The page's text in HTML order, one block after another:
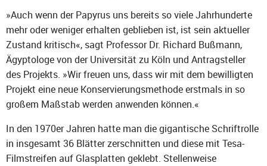
»Auch wenn der Papyrus uns bereits so viele Jahrhunderte
mehr oder weniger erhalten geblieben ist, ist sein aktueller
Zustand kritisch«, sagt Professor Dr. Richard Bußmann,
Ägyptologe von der Universität zu Köln und Antragsteller
des Projekts. »Wir freuen uns, dass wir mit dem bewilligten
Projekt eine neue Konservierungsmethode erstmals in so
großem Maßstab werden anwenden können.«
In den 1970er Jahren hatte man die gigantische Schriftrolle
in insgesamt 36 Blätter zerschnitten und diese mit Tesa-
Filmstreifen auf Glasplatten geklebt. Stellenweise